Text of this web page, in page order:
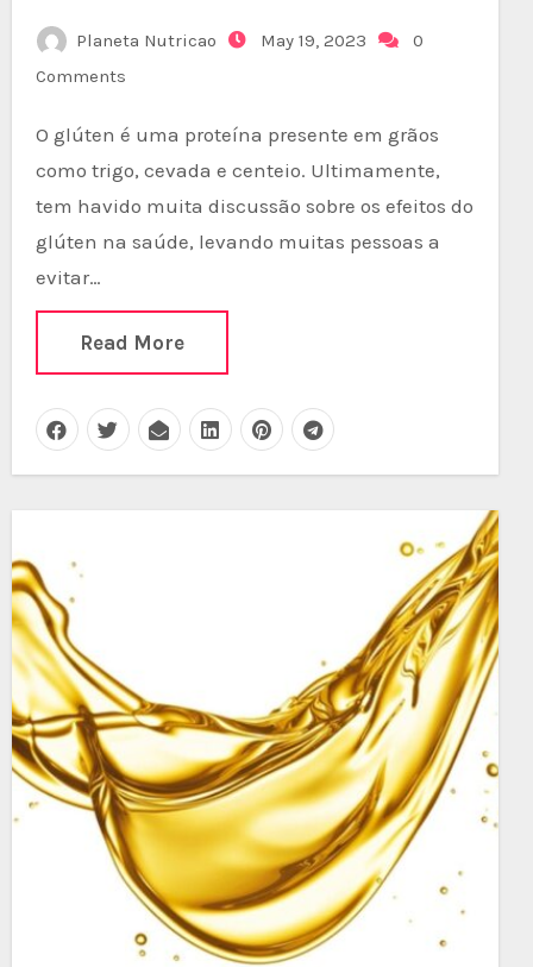
Planeta Nutricao May 19, 2023
0
Comments
O glúten é uma proteína presente em grãos
como trigo, cevada e centeio. Ultimamente,
tem havido muita discussão sobre os efeitos do
glúten na saúde, levando muitas pessoas a
evitar…
Read More